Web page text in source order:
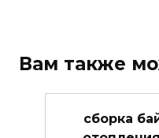
Вам также
сборка